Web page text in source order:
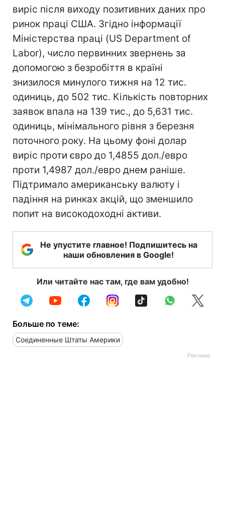
виріс після виходу позитивних даних про
ринок праці США. Згідно інформації
Міністерства праці (US Department of
Labor), число первинних звернень за
допомогою з безробіття в країні
знизилося минулого тижня на 12 тис.
одиниць, до 502 тис. Кількість повторних
заявок впала на 139 тис., до 5,631 тис.
одиниць, мінімального рівня з березня
поточного року. На цьому фоні долар
виріс проти євро до 1,4855 дол./евро
проти 1,4987 дол./евро днем раніше.
Підтримало американську валюту і
падіння на ринках акцій, що зменшило
попит на високодоходні активи.
Не упустите главное! Подпишитесь на
наши обновления в Google!
Или читайте нас там, где вам удобно!
Больше по теме:
Соединенные Штаты Америки